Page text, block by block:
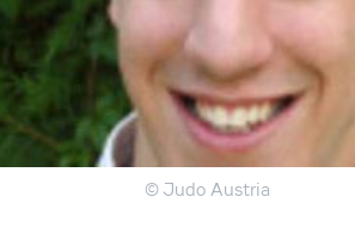
© Judo Austria